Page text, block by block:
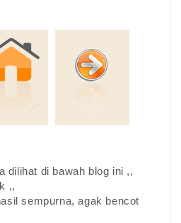
dilihat di bawah blog ini ,,
,,
sempurna, agak bencot